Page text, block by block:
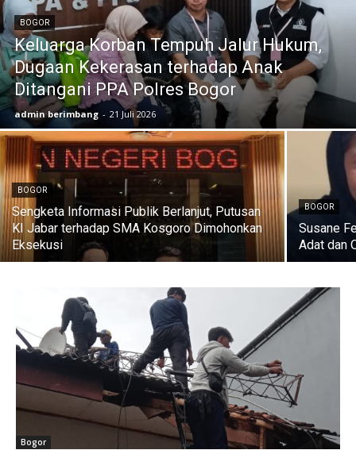
BOGOR
Keluarga Korban Tempuh Jalur Hukum,
Dugaan Kekerasan terhadap Anak
Ditangani PPA Polres Bogor
admin berimbang - 21 Juli 2026
BOGOR
Sengketa Informasi Publik Berlanjut, Putusan
KI Jabar terhadap SMA Kosgoro Dimohonkan
Eksekusi
BOGOR
Susane
Adat dan
Bogor